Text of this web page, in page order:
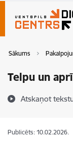
Sākums
Telpu un
Atskaņot
Publicēts: 10.02.2026.